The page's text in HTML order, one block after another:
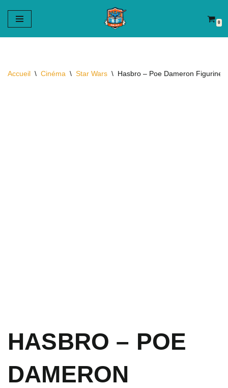
Aller
au
0
Accueil \ Cinéma \ Star Wars \ Hasbro – Poe Dameron Figurine
HASBRO – POE
DAMERON